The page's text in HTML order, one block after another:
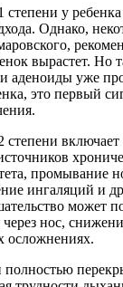
у ребенка
Однако,
вырастет. Но
аденоиды уже
это первый
степени
промывание
ингаляций и
может
нос,
осложнениях.